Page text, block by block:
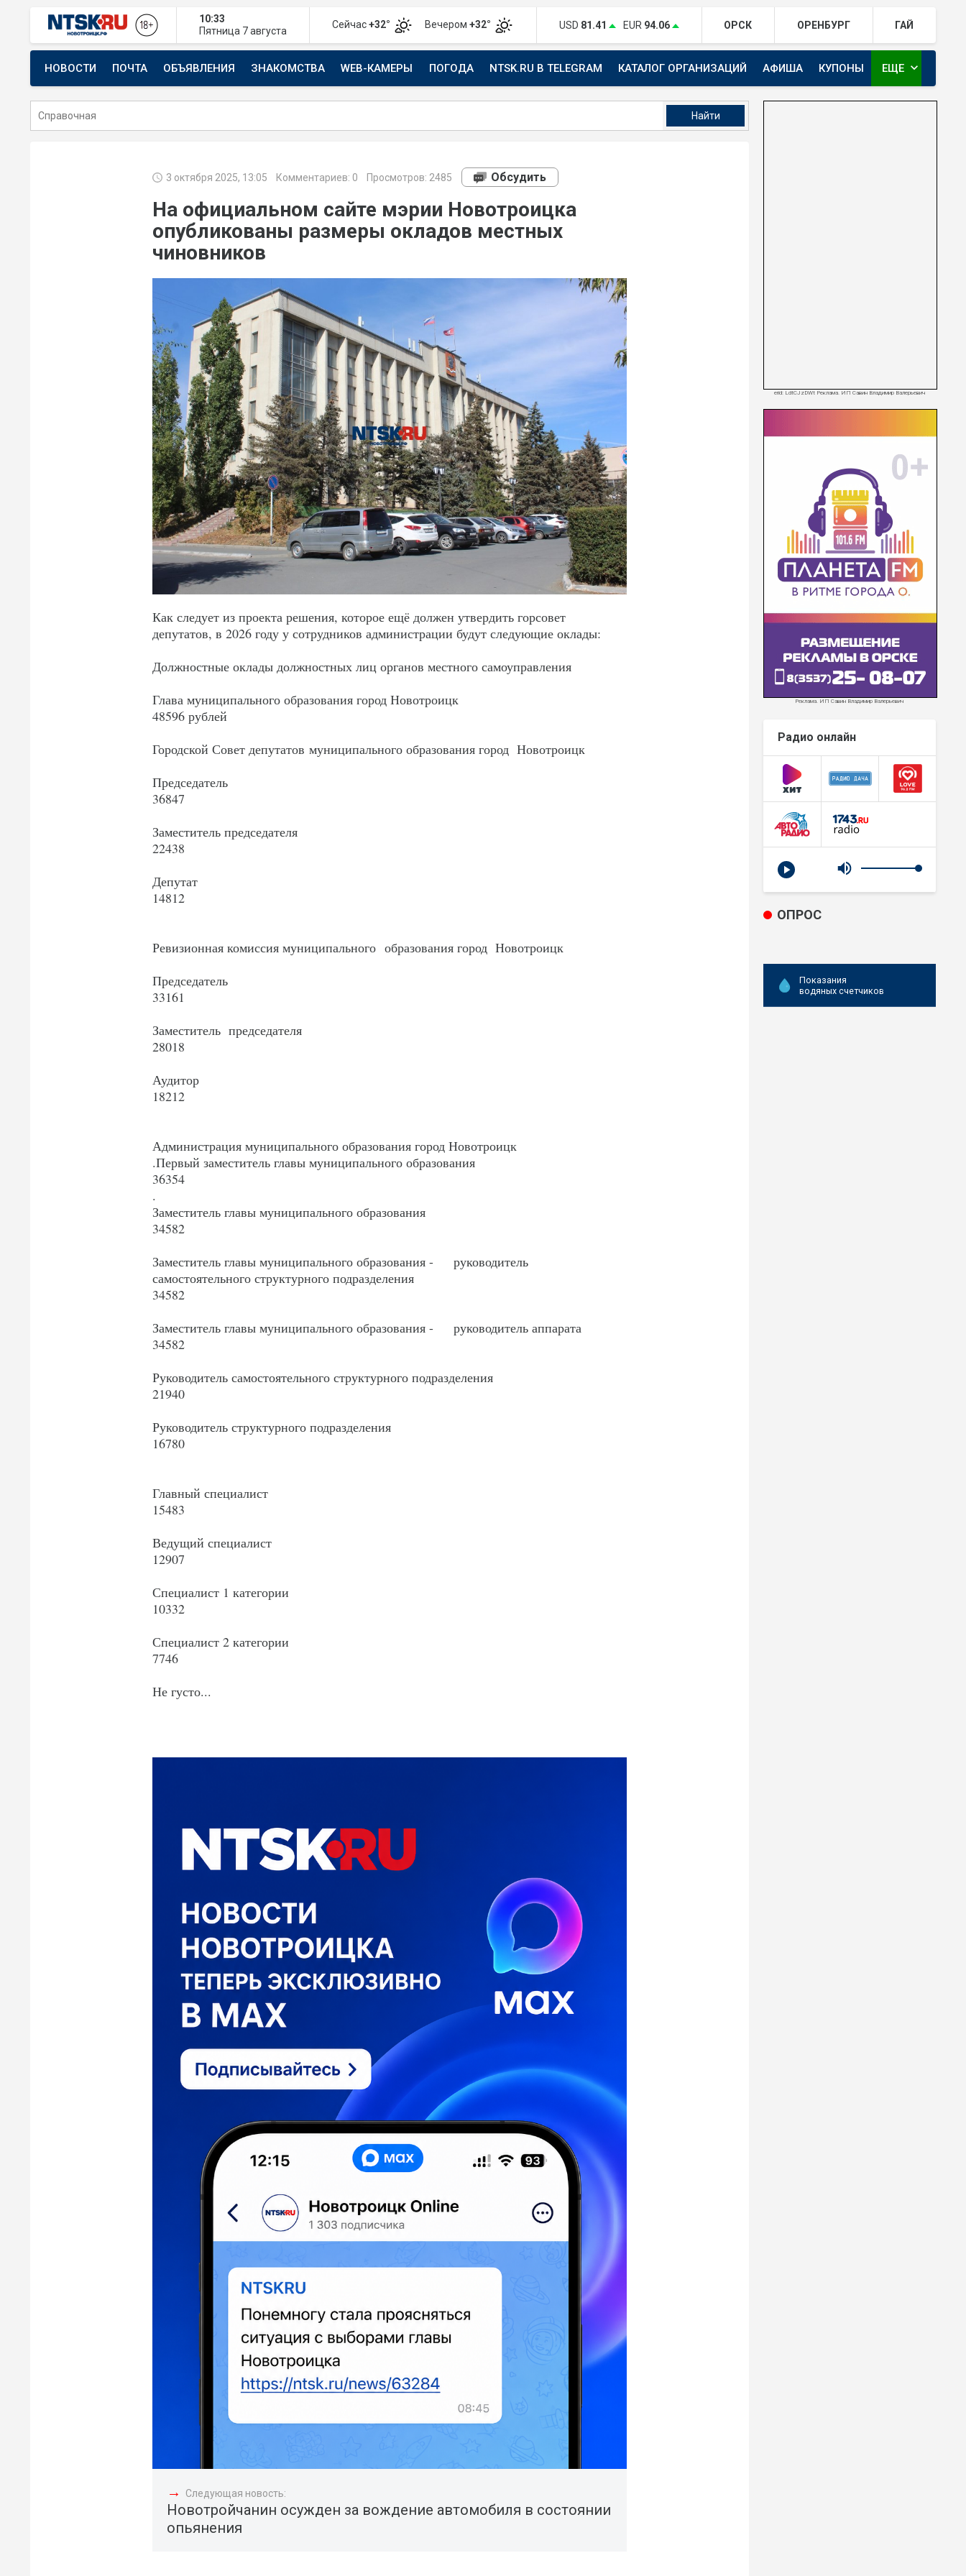
10:33
Пятница 7 августа
Сейчас+32° Вечером +32° USD 81.41 EUR 94.06 ОРСК ОРЕНБУРГ ГАЙ
НОВОСТИ ПОЧТА ОБЪЯВЛЕНИЯ ЗНАКОМСТВА WEB-КАМЕРЫ ПОГОДА NTSK.RU В TELEGRAM КАТАЛОГ ОРГАНИЗАЦИЙ АФИША КУПОНЫ
СТРОИТЕЛЬСТВО И РЕМОНТ АВТО ТЕЛЕКАНАЛ ЕВРАЗИЯ
ЕЩЕ expand_more
3 октября 2025, 13:05 Комментариев: 0 Просмотров: 2485 Обсудить
На официальном сайте мэрии Новотроицка
опубликованы размеры окладов местных
чиновников
Как следует из проекта решения, которое ещё должен утвердить горсовет
депутатов, в 2026 году у сотрудников администрации будут следующие оклады:
Должностные оклады должностных лиц органов местного самоуправления
Глава муниципального образования город Новотроицк
48596 рублей
Городской Совет депутатов муниципального образования город Новотроицк
Председатель
36847
Заместитель председателя
22438
Депутат
14812
Ревизионная комиссия муниципального образования город Новотроицк
Председатель
33161
Заместитель председателя
28018
Аудитор
18212
Администрация муниципального образования город Новотроицк
.Первый заместитель главы муниципального образования
36354
.
Заместитель главы муниципального образования
34582
Заместитель главы муниципального образования - руководитель
самостоятельного структурного подразделения
34582
Заместитель главы муниципального образования - руководитель аппарата
34582
Руководитель самостоятельного структурного подразделения
21940
Руководитель структурного подразделения
16780
Главный специалист
15483
Ведущий специалист
12907
Специалист 1 категории
10332
Специалист 2 категории
7746
Не густо...
→ Следующая новость:
Новотройчанин осужден за вождение автомобиля в состоянии
опьянения
erid: LdtCJzDWt Реклама. ИП Савин Владимир Валерьевич
Реклама. ИП Савин Владимир Валерьевич
Радио онлайн
ОПРОС
Показания
водяных счетчиков